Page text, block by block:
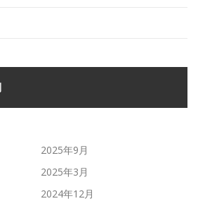
2025年9月
2025年3月
2024年12月